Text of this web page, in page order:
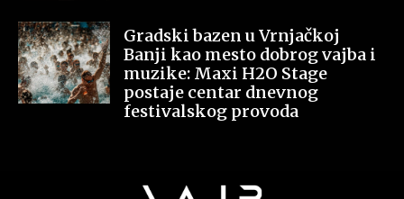
Gradski bazen u Vrnjačkoj
Banji kao mesto dobrog vajba i
muzike: Maxi H2O Stage
postaje centar dnevnog
festivalskog provoda